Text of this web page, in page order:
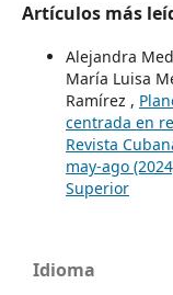
Artículos más
Alejandra
María Luisa
Ramírez ,
centrada en
Revista
may-ago
Superior
Idioma